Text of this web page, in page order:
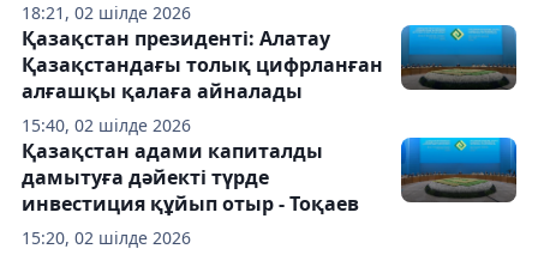
18:21, 02 шілде 2026
15:40, 02 шілде 2026
Қазақстан президенті: Алатау
Қазақстандағы толық цифрланған
алғашқы қалаға айналады
15:20, 02 шілде 2026
Қазақстан адами капиталды
дамытуға дәйекті түрде
инвестиция құйып отыр - Тоқаев